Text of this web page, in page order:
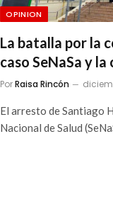
OPINION
La batalla por la
caso SeNaSa y
PorRaisa Rincón
El arresto de Santiago
Nacional de Salud